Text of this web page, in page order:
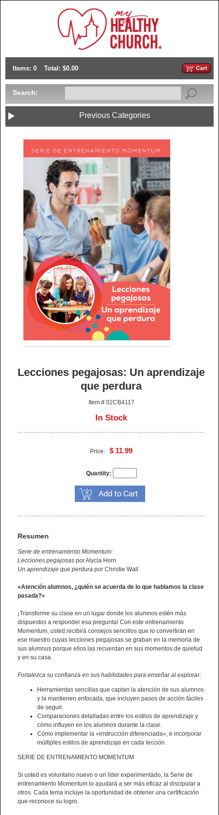
Items: 0 Total: $0.00
Search:
Previous Categories
Lecciones pegajosas: Un aprendizaje
que perdura
Item # 02CB4117
In Stock
Price:$ 11.99
Quantity:
Resumen
Serie de entrenamiento Momentum:
Lecciones pegajosas por Alycia Horn
Un aprendizaje que perdura por Christie Wall
«Atención alumnos, ¿quién se acuerda de lo que hablamos la clase
pasada?»
¡Transforme su clase en un lugar donde los alumnos estén más
dispuestos a responder esa pregunta! Con este entrenamiento
Momentum, usted recibirá consejos sencillos que lo convertirán en
ese maestro cuyas lecciones pegajosas se graban en la memoria de
sus alumnus porque ellos las recuerdan en sus momentos de quietud
y en su casa.
Fortalezca su confianza en sus habilidades para enseñar al explorar:
Herramientas sencillas que captan la atención de sus alumnos
y la mantienen enfocada, que incluyen pasos de acción fáciles
de seguir.
Comparaciones detalladas entre los estilos de aprendizaje y
cómo influyen en los alumnos durante la clase.
Cómo implementar la «instrucción diferenciada», e incorporar
múltiples estilos de aprendizaje en cada lección.
SERIE DE ENTRENAMIENTO MOMENTUM
Si usted es voluntario nuevo o un líder experimentado, la Serie de
entrenamiento Momentum lo ayudará a ser más eficaz al discipular a
otros. Cada tema incluye la oportunidad de obtener una certificación
que reconoce su logro.